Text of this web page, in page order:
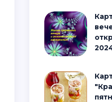
Картинки - С добрым
Картинки - Сегодня Пятница